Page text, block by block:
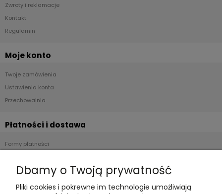
Zwroty i reklamacje
Kontakt
Regulamin
Moje konto
Twoje zamówienia
Ustawienia konta
Przechowalnia
Płatności i dostawa
Formy płatności
Dbamy o Twoją prywatność
Pliki cookies i pokrewne im technologie umożliwiają